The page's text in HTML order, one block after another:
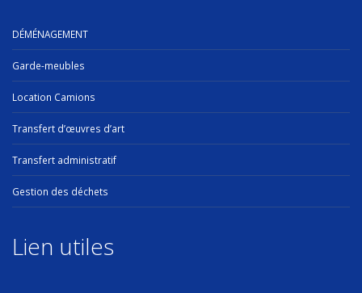
DÉMÉNAGEMENT
Garde-meubles
Location Camions
Transfert d’œuvres d’art
Transfert administratif
Gestion des déchets
Lien utiles